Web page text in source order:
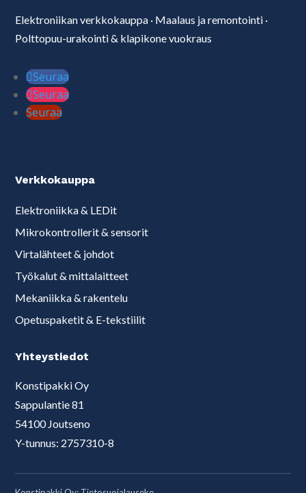
Elektroniikan verkkokauppa · Maalaus ja remontointi ·
Polttopuu-urakointi & klapikone vuokraus
Seuraa
Seuraa
Seuraa
Verkkokauppa
Elektroniikka & LEDit
Mikrokontrollerit & sensorit
Virtalähteet & johdot
Työkalut & mittalaitteet
Mekaniikka & rakentelu
Opetuspaketit & E-tekstiilit
Yhteystiedot
Konstipakki Oy
Sappulantie 81
54100 Joutseno
Y-tunnus: 2757310-8